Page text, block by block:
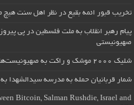
تخریب قبور ائمه بقیع در نظر اهل سنت هیچ
پیام رهبر انقلاب به ملت فلسطین در پی
صهیونیستی
شلیک ۲۰۰۰ موشک و راکت به صهیونیست‌ها
شمار قربانیان حمله به مدرسه سیدالشهدا به ۸۵ نفر رسید
Bitcoin, Salman Rushdie, Israel and